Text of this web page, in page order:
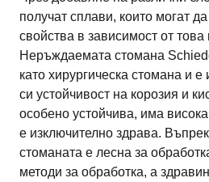
получат сплави, които могат
свойства в зависимост от това
Неръждаемата стомана
като хирургическа стомана и е
си устойчивост на корозия и
особено устойчива, има
е изключително здрава.
стоманата е лесна за
методи за обработка, а